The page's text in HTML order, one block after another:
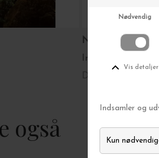
New Mags
Inside Stories
også
Ingen
Vi tager ditprivatliv